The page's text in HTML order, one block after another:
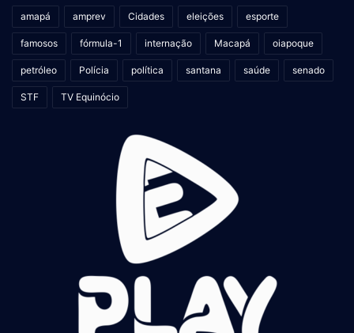
amapá amprev Cidades eleições esporte
famosos fórmula-1 internação Macapá oiapoque
petróleo Polícia política santana saúde senado
STF TV Equinócio